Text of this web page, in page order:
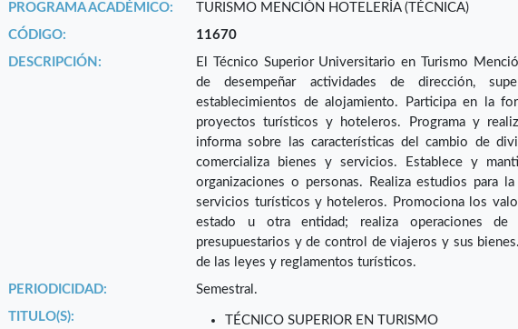
PROGRAMA ACADÉMICO:
TURISMO MENCIÓN HOTELERÍA (TÉCNICA)
CÓDIGO:
11670
DESCRIPCIÓN:
El Técnico Superior Universitario en Turismo
de desempeñar actividades de dirección,
establecimientos de alojamiento. Participa en la
proyectos turísticos y hoteleros. Programa y
informa sobre las características del cambio de
comercializa bienes y servicios. Establece y
organizaciones o personas. Realiza estudios para
servicios turísticos y hoteleros. Promociona los
estado u otra entidad; realiza operaciones de
presupuestarios y de control de viajeros y sus
de las leyes y reglamentos turísticos.
PERIODICIDAD:
Semestral.
TITULO(S):
TÉCNICO SUPERIOR EN TURISMO